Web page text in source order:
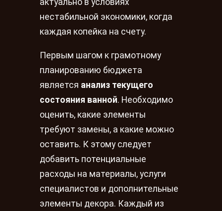
актуально в условиях
нестабильной экономики, когда
каждая копейка на счету.
Первым шагом к грамотному
планированию бюджета
является анализ текущего
состояния ванной. Необходимо
оценить, какие элементы
требуют замены, а какие можно
оставить. К этому следует
добавить потенциальные
расходы на материалы, услуги
специалистов и дополнительные
элементы декора. Каждый из